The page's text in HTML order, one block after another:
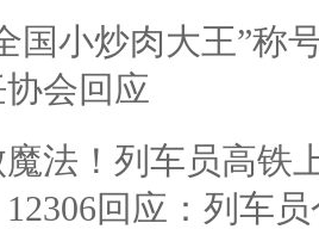
国小炒肉大王”称
会回应
法！列车员高铁
回应：列车